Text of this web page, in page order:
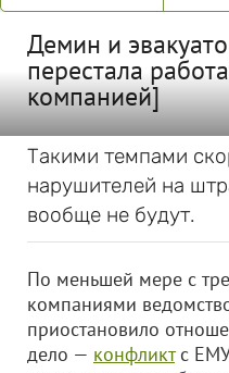
Демин и
перестала
компанией]
Такими темпами
нарушителей на
вообще не будут.
По меньшей мере с
компаниями
приостановило
дело — конфликтс